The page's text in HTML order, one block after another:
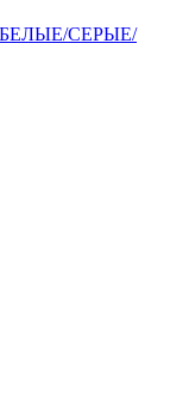
(БЕЛЫЕ/СЕРЫЕ/